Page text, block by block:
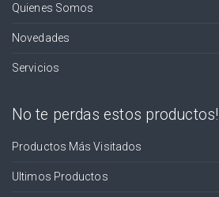
Quienes Somos
Novedades
Servicios
No te perdas estos productos!
Productos Más Visitados
Ultimos Productos